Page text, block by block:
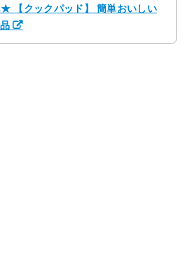
【クックパッド】 簡単おいしい